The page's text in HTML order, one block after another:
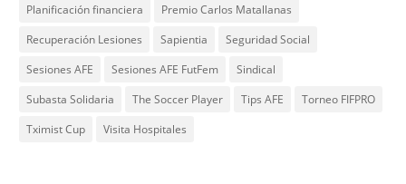
Planificación financiera
Premio Carlos Matallanas
Recuperación Lesiones
Sapientia
Seguridad Social
Sesiones AFE
Sesiones AFE FutFem
Sindical
Subasta Solidaria
The Soccer Player Tips AFE
Torneo FIFPRO
Tximist Cup
Visita Hospitales